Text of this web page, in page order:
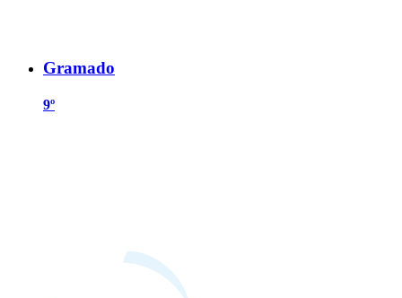
Gramado
9º